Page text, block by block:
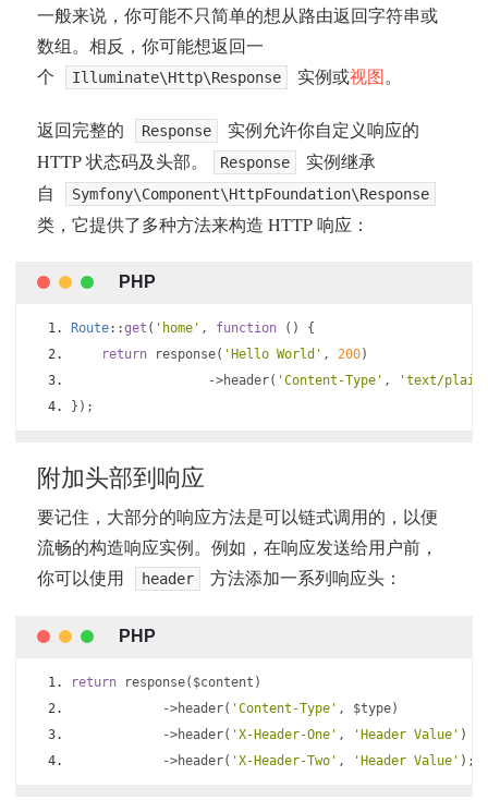
一般来说，你可能不只简单的想从路由返回字符串或
数组。相反，你可能想返回一
个
Illuminate\Http\Response 实例或视图。
返回完整的 Response
实例允许你自定义响应的
HTTP 状态码及头部。
Response
实例继承
自
Symfony\Component\HttpFoundation\Response
类，它提供了多种方法来构造 HTTP 响应：
Route::get ( 'home' , function ()
{
return response( 'Hello World' , 200)
->header( 'Content-Type' ,
'text/
});
附加头部到响应
要记住，大部分的响应方法是可以链式调用的，以便
流畅的构造响应实例。例如，在响应发送给用户前，
你可以使用
header 方法添加一系列响应头：
return response( $content )
->header( 'Content-Type' , $type)
->header( 'X-Header-One' , 'Header Value' )
->header( 'X-Header-Two' , 'Header Value' );